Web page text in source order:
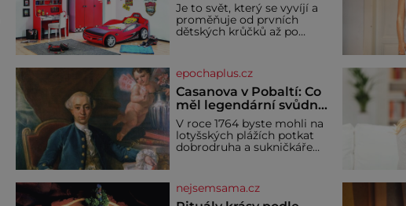
Je to svět, který se vyvíjí a
proměňuje od prvních
dětských krůčků až po
bezpečí, kreativitu,
soustředění i odpočinek a
reaguje na každou etapu
života a specifické potřeby
dítěte. Pro nejmenší je
klíčová jednoduchost,
měkkost a bezpečí, proto
by pokoj miminka měl
epochaplus.cz
Casanova v Pobaltí: Co
měl legendární svůdník
společného se
svobodnými zednáři?
V roce 1764 byste mohli na
lotyšských plážích potkat
dobrodruha a sukničkáře
však nebyla turistickým
výletem, ale ryze pracovní
nejsemsama.cz